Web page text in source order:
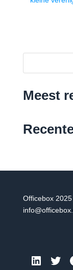
Meest
Officebox